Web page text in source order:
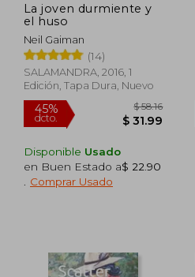
La joven durmiente y
el huso
Neil Gaiman
(14)
SALAMANDRA, 2016, 1
Edición, Tapa Dura, Nuevo
45%
dcto.
Disponible Usado
en Buen Estado a$ 22.90
Comprar Usado